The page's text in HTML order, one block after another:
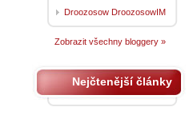
Droozosow DroozosowIM
Zobrazit všechny bloggery »
Nejčtenější články